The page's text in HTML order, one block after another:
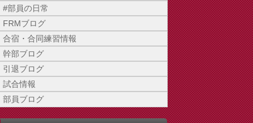
#部員の日常
FRMブログ
合宿・合同練習情報
幹部ブログ
引退ブログ
試合情報
部員ブログ